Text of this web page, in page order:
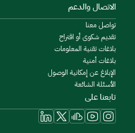
الاتصال والدعم
تواصل معنا
تقديم شكوى أو اقتراح
بلاغات تقنية المعلومات
بلاغات أمنية
الإبلاغ عن إمكانية الوصول
الأسئلة الشائعة
تابعنا على